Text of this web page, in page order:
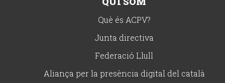
Què és ACPV?
Junta directiva
Federació Llull
Aliança per la presència digital del català